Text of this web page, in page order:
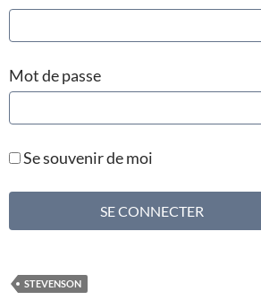
Mot de passe
Se souvenir de moi
STEVENSON